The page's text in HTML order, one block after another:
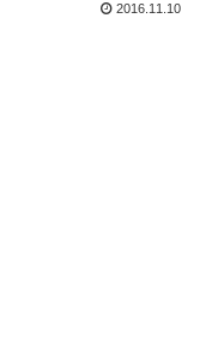
2016.11.10